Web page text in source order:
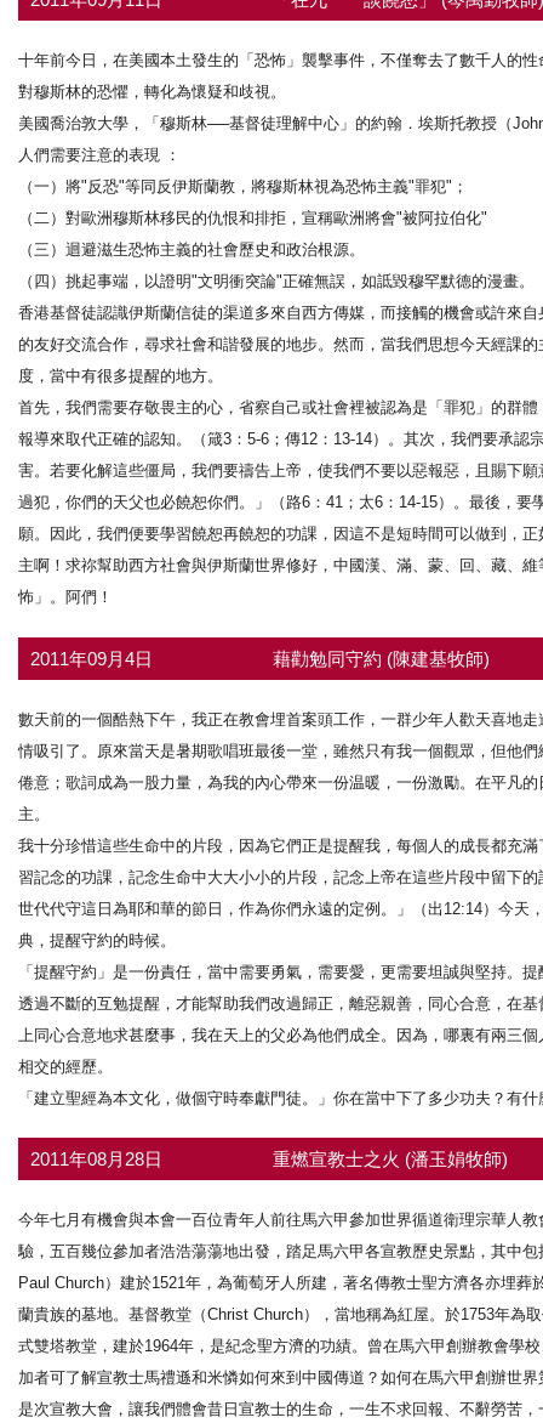
十年前今日，在美國本土發生的「恐怖」襲擊事件，不僅奪去了數千人的
對穆斯林的恐懼，轉化為懷疑和歧視。
美國喬治敦大學，「穆斯林──基督徒理解中心」的約翰．埃斯托教授（
人們需要注意的表現 ：
（一）將"反恐"等同反伊斯蘭教，將穆斯林視為恐怖主義"罪犯"；
（二）對歐洲穆斯林移民的仇恨和排拒，宣稱歐洲將會"被阿拉伯化"
（三）迴避滋生恐怖主義的社會歷史和政治根源。
（四）挑起事端，以證明"文明衝突論"正確無誤，如詆毀穆罕默德的漫畫。
香港基督徒認識伊斯蘭信徒的渠道多來自西方傳媒，而接觸的機會或許來
的友好交流合作，尋求社會和諧發展的地步。然而，當我們思想今天經課
度，當中有很多提醒的地方。
首先，我們需要存敬畏主的心，省察自己或社會裡被認為是「罪犯」的群
報導來取代正確的認知。（箴3：5-6；傳12：13-14）。其次，我們要承
害。若要化解這些僵局，我們要禱告上帝，使我們不要以惡報惡，且賜下
過犯，你們的天父也必饒恕你們。」（路6：41；太6：14-15）。最後，
願。因此，我們便要學習饒恕再饒恕的功課，因這不是短時間可以做到，
主啊！求祢幫助西方社會與伊斯蘭世界修好，中國漢、滿、蒙、回、藏
怖」。阿們！
2011年09月4日 藉勸勉同守約 (陳建基牧師)
數天前的一個酷熱下午，我正在教會埋首案頭工作，一群少年人歡天喜地
情吸引了。原來當天是暑期歌唱班最後一堂，雖然只有我一個觀眾，但他
倦意；歌詞成為一股力量，為我的內心帶來一份温暖，一份激勵。在平凡
主。
我十分珍惜這些生命中的片段，因為它們正是提醒我，每個人的成長都充
習記念的功課，記念生命中大大小小的片段，記念上帝在這些片段中留下
世代代守這日為耶和華的節日，作為你們永遠的定例。」（出12:14）今
典，提醒守約的時候。
「提醒守約」是一份責任，當中需要勇氣，需要愛，更需要坦誠與堅持。
透過不斷的互勉提醒，才能幫助我們改過歸正，離惡親善，同心合意，在
上同心合意地求甚麼事，我在天上的父必為他們成全。因為，哪裏有兩三
相交的經歷。
「建立聖經為本文化，做個守時奉獻門徒。」你在當中下了多少功夫？有
2011年08月28日 重燃宣教士之火 (潘玉娟牧師)
今年七月有機會與本會一百位青年人前往馬六甲參加世界循道衛理宗華人
驗，五百幾位參加者浩浩蕩蕩地出發，踏足馬六甲各宣教歷史景點，其中
Paul Church）建於1521年，為葡萄牙人所建，著名傳教士聖方濟各亦埋
蘭貴族的墓地。基督教堂（Christ Church），當地稱為紅屋。於1753年為
式雙塔教堂，建於1964年，是紀念聖方濟的功績。曾在馬六甲創辦教會學
加者可了解宣教士馬禮遜和米憐如何來到中國傳道？如何在馬六甲創辦世
是次宣教大會，讓我們體會昔日宣教士的生命，一生不求回報、不辭勞苦